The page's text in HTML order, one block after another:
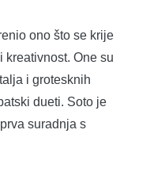
ono što se krije
kreativnost. One su
i grotesknih
dueti. Soto je
suradnja s